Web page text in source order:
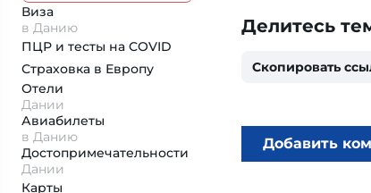
Виза
в Данию
ПЦР и тесты на COVID
Страховка в Европу
Отели
Дании
Авиабилеты
в Данию
Достопримеча­тельности
Дании
Карты
Делитесь
Скопировать
Добавить